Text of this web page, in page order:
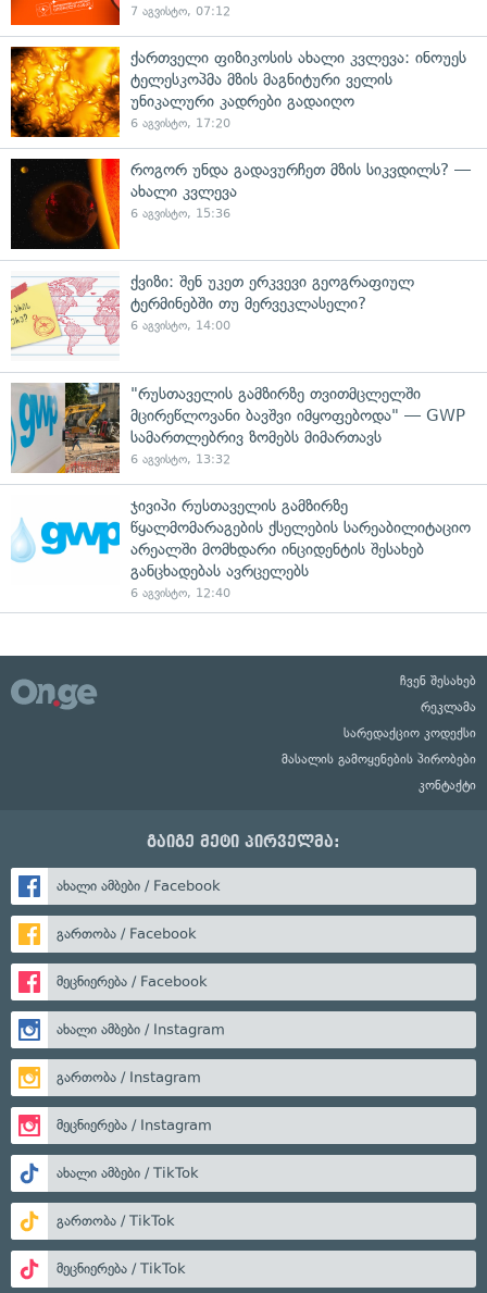
7 აგვისტო, 07:12
ქართველი ფიზიკოსის ახალი კვლევა: ინოუეს
ტელესკოპმა მზის მაგნიტური ველის
უნიკალური კადრები გადაიღო
6 აგვისტო, 17:20
როგორ უნდა გადავურჩეთ მზის სიკვდილს? —
ახალი კვლევა
6 აგვისტო, 15:36
ქვიზი: შენ უკეთ ერკვევი გეოგრაფიულ
ტერმინებში თუ მერვეკლასელი?
6 აგვისტო, 14:00
"რუსთაველის გამზირზე თვითმცლელში
მცირეწლოვანი ბავშვი იმყოფებოდა" — GWP
სამართლებრივ ზომებს მიმართავს
6 აგვისტო, 13:32
ჯივიპი რუსთაველის გამზირზე
წყალმომარაგების ქსელების სარეაბილიტაციო
არეალში მომხდარი ინციდენტის შესახებ
განცხადებას ავრცელებს
6 აგვისტო, 12:40
ჩვენ შესახებ
რეკლამა
სარედაქციო კოდექსი
მასალის გამოყენების პირობები
კონტაქტი
გაიგე მეტი პირველმა:
ახალი ამბები / Facebook
გართობა / Facebook
მეცნიერება / Facebook
ახალი ამბები / Instagram
გართობა / Instagram
მეცნიერება / Instagram
ახალი ამბები / TikTok
გართობა / TikTok
მეცნიერება / TikTok